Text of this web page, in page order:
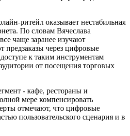
ритейл оказывает нестабильная
По словам Вячеслава
чаще заранее изучают
предзаказы через цифровые
к таким инструментам
от посещения торговых
- кафе, рестораны и
мере компенсировать
отмечают, что цифровые
пользовательского сценария и в